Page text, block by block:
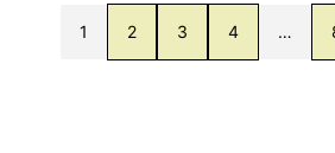
1 2 3 4 …